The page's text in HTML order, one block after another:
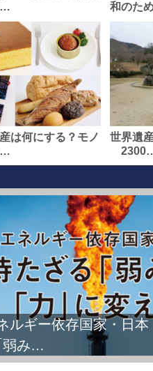
…
和のた
は何にする？モノ
…
世界遺
ワールドカップ2026